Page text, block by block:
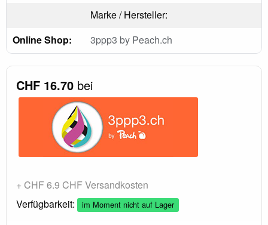
Marke / Hersteller:
Online Shop:
3ppp3 by Peach.ch
CHF 16.70 bei
+ CHF 6.9 CHF Versandkosten
Verfügbarkeit:
im Moment nicht auf Lager